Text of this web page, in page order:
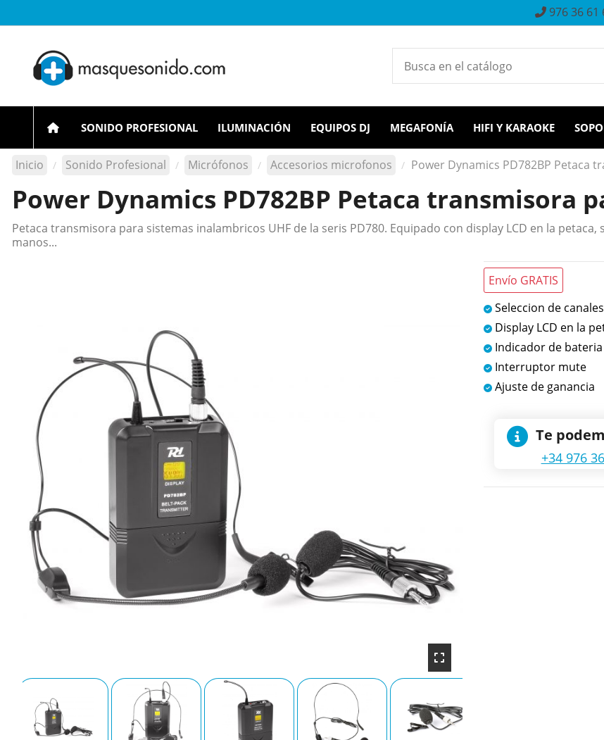
976 36 61
SONIDO PROFESIONAL ILUMINACIÓN EQUIPOS DJ MEGAFONÍA HIFI Y KARAOKE
Inicio Sonido Profesional Micrófonos Accesorios microfonos Power Dynamics PD782BP Petaca
Power Dynamics PD782BP Petaca transmisora
Petaca transmisora para sistemas inalambricos UHF de la seris PD780. Equipado con display LCD en la
manos...
Envío GRATIS
Seleccion de canales
Display LCD en la
Indicador de bateria
Interruptor mute
Ajuste de ganancia
Te
+34 976